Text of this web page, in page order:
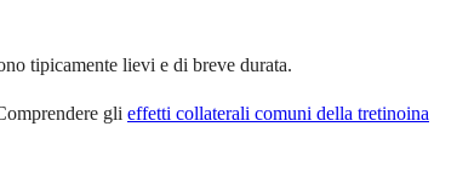
tipicamente lievi e di breve durata.
gli effetti collaterali comuni della tretinoina